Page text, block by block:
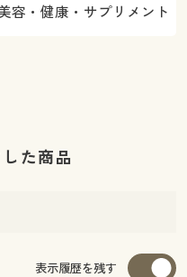
容・健康・サプリメント
た商品
表示履歴を残す